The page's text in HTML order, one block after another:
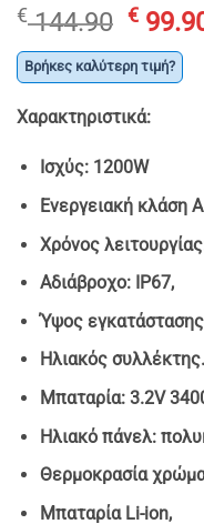
€144.90
price
was:
€
Βρήκες καλύτερη τιμή?
Χαρακτηριστικά:
Ισχύς: 1200W
Ενεργειακή κλάση A
Χρόνος
Αδιάβροχο: IP67,
Ύψος
Ηλιακός συλλέκτης.
Μπαταρία: 3.2V
Ηλιακό πάνελ:
Θερμοκρασία
Μπαταρία Li-ion,